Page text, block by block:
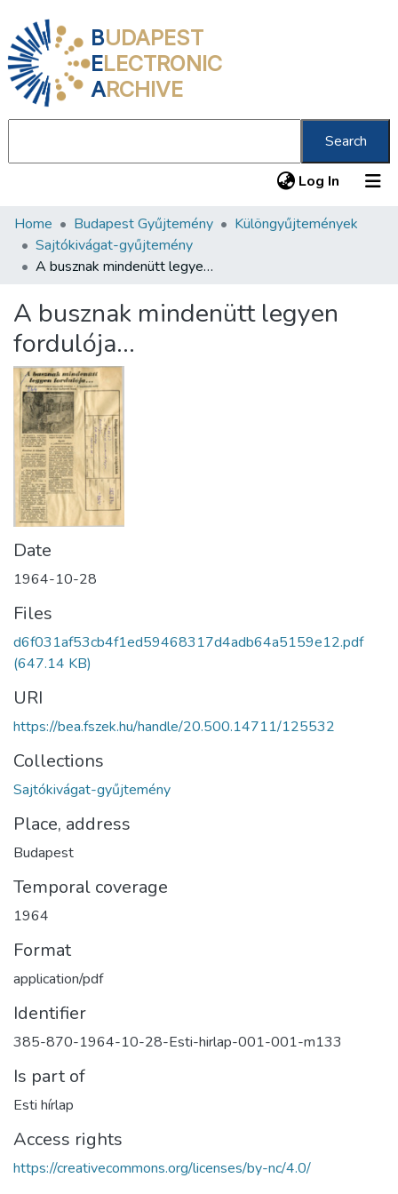
BUDAPEST
ELECTRONIC
ARCHIVE
Search
Log In (current)
Communities & Collections
All of DSpace
About us
Home Budapest Gyűjtemény
Különgyűjtemények
Sajtókivágat-gyűjtemény
A busznak mindenütt legyen fordulója…
A busznak mindenütt legyen
fordulója…
Date
1964-10-28
Files
d6f031af53cb4f1ed59468317d4adb64a5159e12.pdf
(647.14 KB)
URI
https://bea.fszek.hu/handle/20.500.14711/125532
Collections
Sajtókivágat-gyűjtemény
Place, address
Budapest
Temporal coverage
1964
Format
application/pdf
Identifier
385-870-1964-10-28-Esti-hirlap-001-001-m133
Is part of
Esti hírlap
Access rights
https://creativecommons.org/licenses/by-nc/4.0/